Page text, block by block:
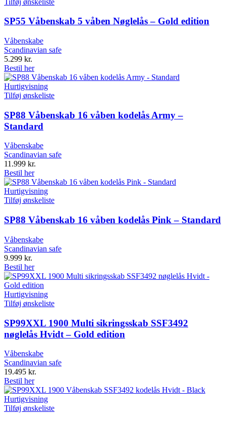
SP55 Våbenskab 5 våben Nøglelås – Gold edition
Våbenskabe
Scandinavian safe
5.299 kr.
Bestil her
Hurtigvisning
Tilføj ønskeliste
SP88 Våbenskab 16 våben kodelås Army –
Standard
Våbenskabe
Scandinavian safe
11.999 kr.
Bestil her
Hurtigvisning
Tilføj ønskeliste
SP88 Våbenskab 16 våben kodelås Pink – Standard
Våbenskabe
Scandinavian safe
9.999 kr.
Bestil her
Hurtigvisning
Tilføj ønskeliste
SP99XXL 1900 Multi sikringsskab SSF3492
nøglelås Hvidt – Gold edition
Våbenskabe
Scandinavian safe
19.495 kr.
Bestil her
Hurtigvisning
Tilføj ønskeliste